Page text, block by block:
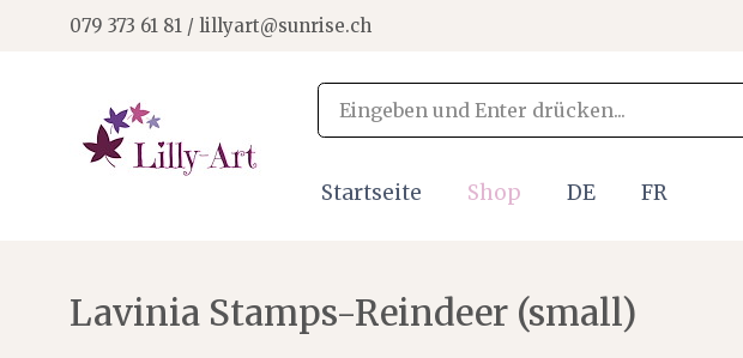
079 373 61 81 / lillyart@sunrise.ch
Startseite Shop DE FR
Lavinia Stamps-Reindeer (small)